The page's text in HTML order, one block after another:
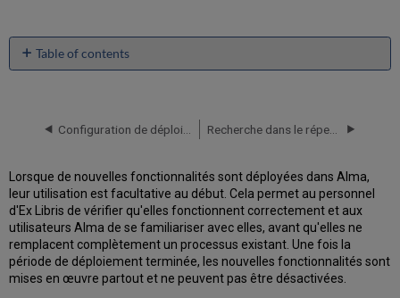
Table of contents
No
Lorsque de nouvelles fonctionnalités sont déployées dans Alma,
leur utilisation est facultative au début. Cela permet au personnel
d'Ex Libris de vérifier qu'elles fonctionnent correctement et aux
utilisateurs Alma de se familiariser avec elles, avant qu'elles ne
remplacent complètement un processus existant. Une fois la
période de déploiement terminée, les nouvelles fonctionnalités sont
mises en œuvre partout et ne peuvent pas être désactivées.